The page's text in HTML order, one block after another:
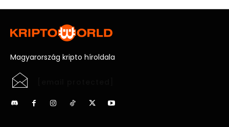
Magyarország kripto híroldala